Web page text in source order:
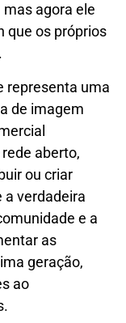
agora ele
que os próprios
representa uma
de imagem
aberto,
ou criar
a verdadeira
e a
as
geração,
ao